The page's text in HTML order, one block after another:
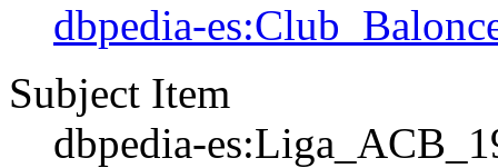
dbpedia-
Subject Item
dbpedia-